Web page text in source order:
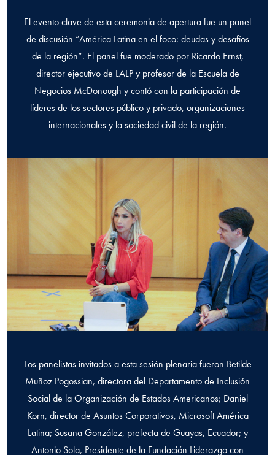
El evento clave de esta ceremonia de apertura fue un panel
de discusión “América Latina en el foco: deudas y desafíos
de la región”. El panel fue moderado por Ricardo Ernst,
director ejecutivo de LALP y profesor de la Escuela de
Negocios McDonough y contó con la participación de
líderes de los sectores público y privado, organizaciones
internacionales y la sociedad civil de la región.
Los panelistas invitados a esta sesión plenaria fueron Betilde
Muñoz Pogossian, directora del Departamento de Inclusión
Social de la Organización de Estados Americanos; Daniel
Korn, director de Asuntos Corporativos, Microsoft América
Latina; Susana González, prefecta de Guayas, Ecuador; y
Antonio Sola, Presidente de la Fundación Liderazgo con